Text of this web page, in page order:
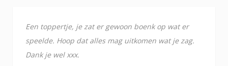
Een toppertje, je zat er gewoon boenk op wat er
speelde. Hoop dat alles mag uitkomen wat je zag.
Dank je wel xxx.